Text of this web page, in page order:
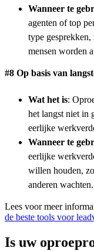
Wanneer te
agenten of top
type gesprekken,
mensen worden
#8 Op basis van
Wat het is:
het langst niet in
eerlijke
Wanneer te
eerlijke
willen houden,
anderen wachten.
Lees voor meer
de beste tools voor
Is uw